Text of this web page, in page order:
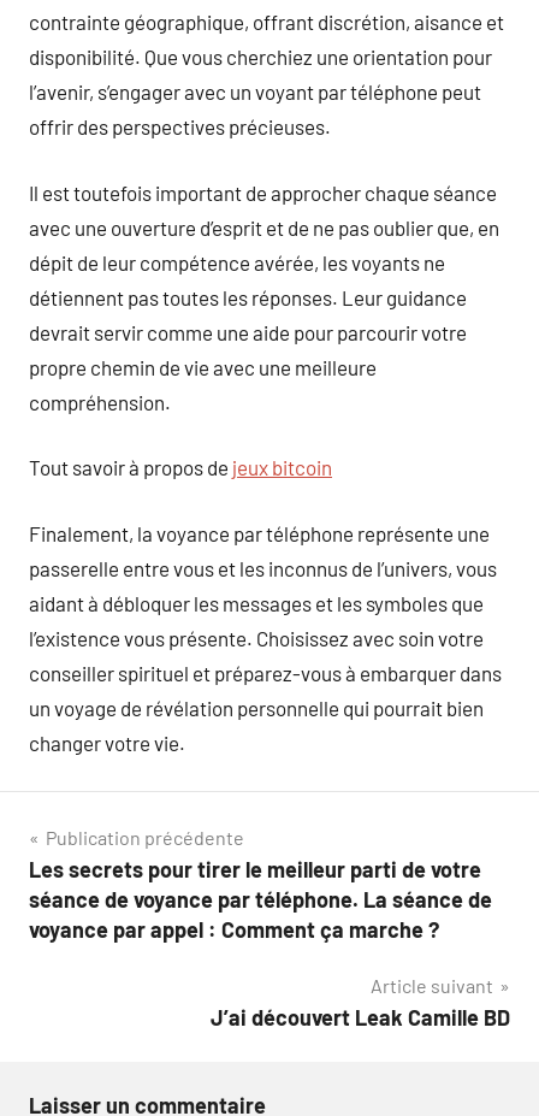
contrainte géographique, offrant discrétion, aisance et
disponibilité. Que vous cherchiez une orientation pour
l’avenir, s’engager avec un voyant par téléphone peut
offrir des perspectives précieuses.
Il est toutefois important de approcher chaque séance
avec une ouverture d’esprit et de ne pas oublier que, en
dépit de leur compétence avérée, les voyants ne
détiennent pas toutes les réponses. Leur guidance
devrait servir comme une aide pour parcourir votre
propre chemin de vie avec une meilleure
compréhension.
Tout savoir à propos de jeux bitcoin
Finalement, la voyance par téléphone représente une
passerelle entre vous et les inconnus de l’univers, vous
aidant à débloquer les messages et les symboles que
l’existence vous présente. Choisissez avec soin votre
conseiller spirituel et préparez-vous à embarquer dans
un voyage de révélation personnelle qui pourrait bien
changer votre vie.
Navigation
de
l’article
Publication précédente
Les secrets pour tirer le meilleur parti de votre
séance de voyance par téléphone. La séance de
voyance par appel : Comment ça marche ?
Article suivant
J’ai découvert Leak Camille BD
Laisser un commentaire